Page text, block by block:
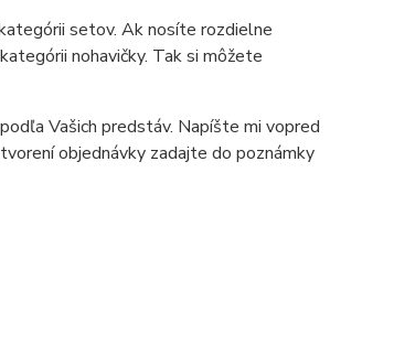
setov. Ak nosíte rozdielne
nohavičky. Tak si môžete
Vašich predstáv. Napíšte mi vopred
objednávky zadajte do poznámky